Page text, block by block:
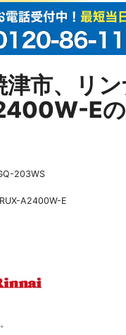
津市、リン
E
203WS
RUX-A2400W-E